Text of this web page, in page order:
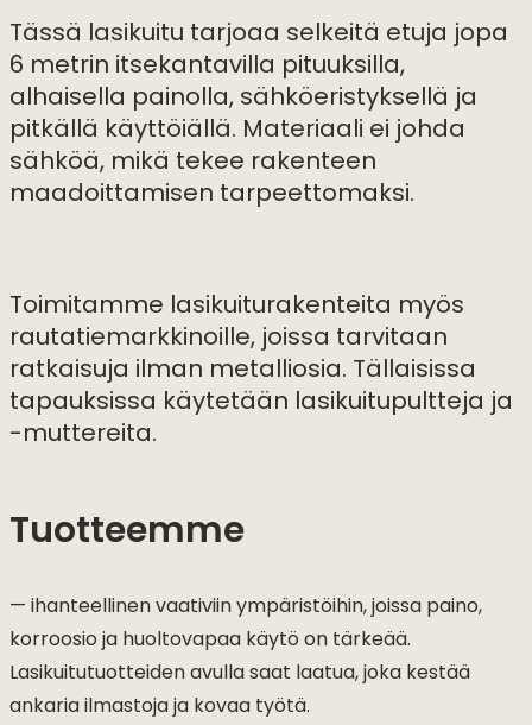
Tässä lasikuitu tarjoaa selkeitä etuja jopa
6 metrin itsekantavilla pituuksilla,
alhaisella painolla, sähköeristyksellä ja
pitkällä käyttöiällä. Materiaali ei johda
sähköä, mikä tekee rakenteen
maadoittamisen tarpeettomaksi.
Toimitamme lasikuiturakenteita myös
rautatiemarkkinoille, joissa tarvitaan
ratkaisuja ilman metalliosia. Tällaisissa
tapauksissa käytetään lasikuitupultteja ja
-muttereita.
Tuotteemme
— ihanteellinen vaativiin ympäristöihin, joissa paino,
korroosio ja huoltovapaa käytö on tärkeää.
Lasikuitutuotteiden avulla saat laatua, joka kestää
ankaria ilmastoja ja kovaa työtä.